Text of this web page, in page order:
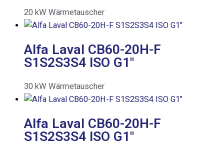
20 kW Wärmetauscher
Alfa Laval CB60-20H-F
S1S2S3S4 ISO G1″
30 kW Wärmetauscher
Alfa Laval CB60-20H-F
S1S2S3S4 ISO G1″